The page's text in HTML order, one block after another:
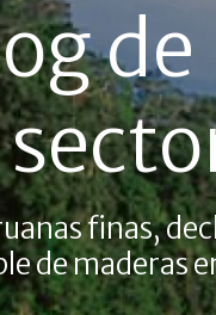
finas,
de maderas